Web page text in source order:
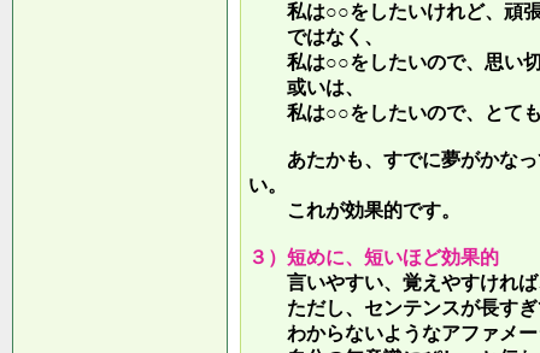
私は○○をしたいけれど、頑張
ではなく、
私は○○をしたいので、思い切
或いは、
私は○○をしたいので、とても
あたかも、すでに夢がかなっ
い。
これが効果的です。
３）短めに、短いほど効果的
言いやすい、覚えやすければ
ただし、センテンスが長すぎ
わからないようなアファメー